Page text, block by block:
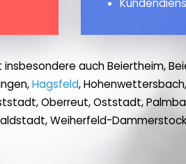
auch Beiertheim,
Hagsfeld,
Oberreut, Oststadt,
Weiherfeld-